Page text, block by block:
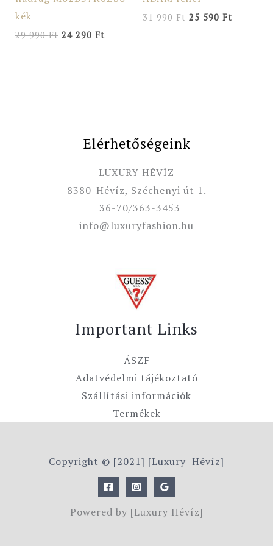
kék
29 990Ft 24 290 Ft
31 990Ft 25 590 Ft
Elérhetőségeink
LUXURY HÉVÍZ
8380-Hévíz, Széchenyi út 1.
+36-70/363-3453
info@luxuryfashion.hu
Important Links
ÁSZF
Adatvédelmi tájékoztató
Szállítási információk
Termékek
Copyright © [2021] [Luxury Hévíz]
Powered by [Luxury Hévíz]